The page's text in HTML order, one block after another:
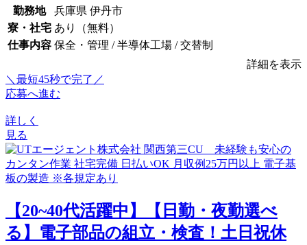
勤務地
兵庫県 伊丹市
寮・社宅 あり（無料）
仕事内容 保全・管理 / 半導体工場 / 交替制
詳細を表示
＼最短45秒で完了／
応募へ進む
詳しく
見る
【20~40代活躍中】【日勤・夜勤選べ
る】電子部品の組立・検査！土日祝休